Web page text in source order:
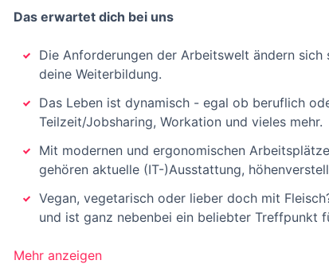
Das erwartet dich bei uns
Die Anforderungen der Arbeitswelt ändern
deine Weiterbildung.
Das Leben ist dynamisch - egal ob beruflich
Teilzeit/Jobsharing, Workation und vieles mehr.
Mit modernen und ergonomischen
gehören aktuelle (IT-)Ausstattung,
Vegan, vegetarisch oder lieber doch mit
und ist ganz nebenbei ein beliebter Treffpunkt
Mehr anzeigen